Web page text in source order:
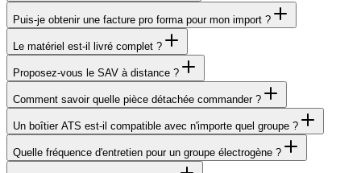
Puis-je obtenir une facture pro forma pour mon import ?
Le matériel est-il livré complet ?
Proposez-vous le SAV à distance ?
Comment savoir quelle pièce détachée commander ?
Un boîtier ATS est-il compatible avec n'importe quel groupe ?
Quelle fréquence d'entretien pour un groupe électrogène ?